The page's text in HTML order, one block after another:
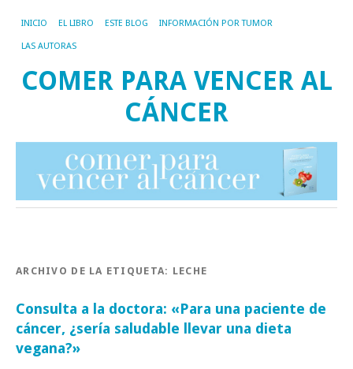
INICIO EL LIBRO ESTE BLOG INFORMACIÓN POR TUMOR
LAS AUTORAS
COMER PARA VENCER AL
CÁNCER
ARCHIVO DE LA ETIQUETA: LECHE
Consulta a la doctora: «Para una paciente de
cáncer, ¿sería saludable llevar una dieta
vegana?»